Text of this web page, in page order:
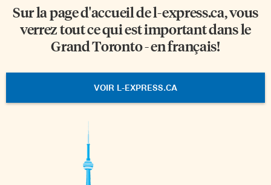
Sur la page d'accueil del-express.ca, vous
verrez tout ce qui est important dans le
Grand Toronto - en français!
VOIR L-EXPRESS.CA